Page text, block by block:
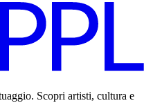
Scopri artisti, cultura e